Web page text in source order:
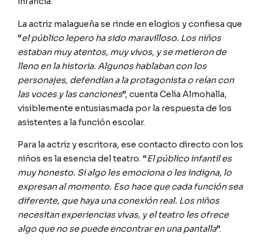
La actriz malagueña se rinde en elogios y confiesa que
“el público lepero ha sido maravilloso. Los niños
estaban muy atentos, muy vivos, y se metieron de
lleno en la historia. Algunos hablaban con los
personajes, defendían a la protagonista o reían con
las voces y las canciones”, cuenta Celia Almohalla,
visiblemente entusiasmada por la respuesta de los
asistentes a la función escolar.
Para la actriz y escritora, ese contacto directo con los
niños es la esencia del teatro. “El público infantil es
muy honesto. Si algo les emociona o les indigna, lo
expresan al momento. Eso hace que cada función sea
diferente, que haya una conexión real. Los niños
necesitan experiencias vivas, y el teatro les ofrece
algo que no se puede encontrar en una pantalla”.